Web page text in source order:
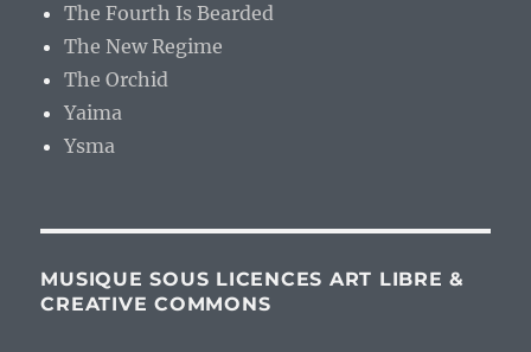
The Fourth Is Bearded
The New Regime
The Orchid
Yaima
Ysma
MUSIQUE SOUS LICENCES ART LIBRE &
CREATIVE COMMONS